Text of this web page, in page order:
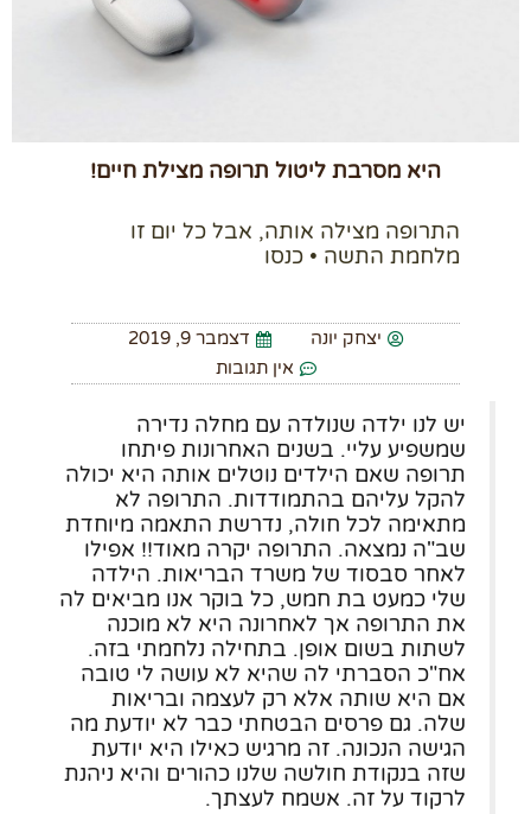
היא מסרבת ליטול תרופה מצילת חיים!
התרופה מצילה אותה, אבל כל יום זו
מלחמת התשה • כנסו
יצחק יונה
דצמבר 9, 2019
אין תגובות
יש לנו ילדה שנולדה עם מחלה נדירה
שמשפיע עליי. בשנים האחרונות פיתחו
תרופה שאם הילדים נוטלים אותה היא יכולה
להקל עליהם בהתמודדות. התרופה לא
מתאימה לכל חולה, נדרשת התאמה מיוחדת
שב"ה נמצאה. התרופה יקרה מאוד!! אפילו
לאחר סבסוד של משרד הבריאות. הילדה
שלי כמעט בת חמש, כל בוקר אנו מביאים לה
את התרופה אך לאחרונה היא לא מוכנה
לשתות בשום אופן. בתחילה נלחמתי בזה.
אח"כ הסברתי לה שהיא לא עושה לי טובה
אם היא שותה אלא רק לעצמה ובריאות
שלה. גם פרסים הבטחתי כבר לא יודעת מה
הגישה הנכונה. זה מרגיש כאילו היא יודעת
שזה בנקודת חולשה שלנו כהורים והיא ניהנת
לרקוד על זה. אשמח לעצתך.